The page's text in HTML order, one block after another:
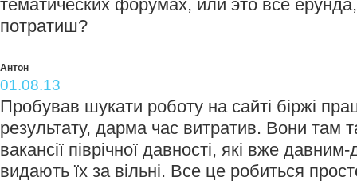
тематических форумах, или это все
потратиш?
Антон
01.08.13
Пробував шукати роботу на сайті біржі
результату, дарма час витратив. Вони там
вакансії піврічної давності, які вже
видають їх за вільні. Все це робиться